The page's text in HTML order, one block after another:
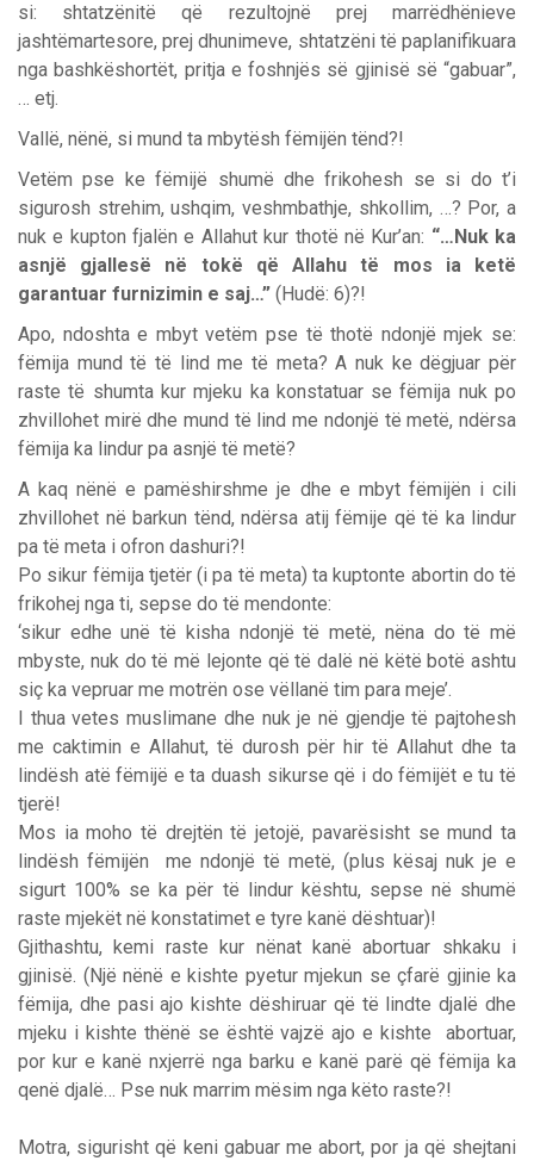
si: shtatzënitë që rezultojnë prej marrëdhënieve
jashtëmartesore, prej dhunimeve, shtatzëni të paplanifikuara
nga bashkëshortët, pritja e foshnjës së gjinisë së “gabuar”,
… etj.
Vallë, nënë, si mund ta mbytësh fëmijën tënd?!
Vetëm pse ke fëmijë shumë dhe frikohesh se si do t’i
sigurosh strehim, ushqim, veshmbathje, shkollim, …? Por, a
nuk e kupton fjalën e Allahut kur thotë në Kur’an: “…Nuk ka
asnjë gjallesë në tokë që Allahu të mos ia ketë
garantuar furnizimin e saj…” (Hudë: 6)?!
Apo, ndoshta e mbyt vetëm pse të thotë ndonjë mjek se:
fëmija mund të të lind me të meta? A nuk ke dëgjuar për
raste të shumta kur mjeku ka konstatuar se fëmija nuk po
zhvillohet mirë dhe mund të lind me ndonjë të metë, ndërsa
fëmija ka lindur pa asnjë të metë?
A kaq nënë e pamëshirshme je dhe e mbyt fëmijën i cili
zhvillohet në barkun tënd, ndërsa atij fëmije që të ka lindur
pa të meta i ofron dashuri?!
Po sikur fëmija tjetër (i pa të meta) ta kuptonte abortin do të
frikohej nga ti, sepse do të mendonte:
‘sikur edhe unë të kisha ndonjë të metë, nëna do të më
mbyste, nuk do të më lejonte që të dalë në këtë botë ashtu
siç ka vepruar me motrën ose vëllanë tim para meje’.
I thua vetes muslimane dhe nuk je në gjendje të pajtohesh
me caktimin e Allahut, të durosh për hir të Allahut dhe ta
lindësh atë fëmijë e ta duash sikurse që i do fëmijët e tu të
tjerë!
Mos ia moho të drejtën të jetojë, pavarësisht se mund ta
lindësh fëmijën me ndonjë të metë, (plus kësaj nuk je e
sigurt 100% se ka për të lindur kështu, sepse në shumë
raste mjekët në konstatimet e tyre kanë dështuar)!
Gjithashtu, kemi raste kur nënat kanë abortuar shkaku i
gjinisë. (Një nënë e kishte pyetur mjekun se çfarë gjinie ka
fëmija, dhe pasi ajo kishte dëshiruar që të lindte djalë dhe
mjeku i kishte thënë se është vajzë ajo e kishte abortuar,
por kur e kanë nxjerrë nga barku e kanë parë që fëmija ka
qenë djalë… Pse nuk marrim mësim nga këto raste?!
Motra, sigurisht që keni gabuar me abort, por ja që shejtani